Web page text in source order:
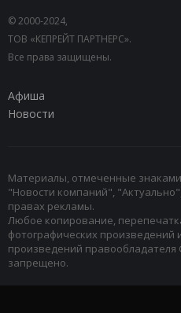
© 2000-2024,
ТОВ «КЕПРЕЙТ ПАРТНЕРС».
Все права защищены.
Афиша
Новости
Материалы, отмеченные
"Новости компаний",
правах рекламы.
Любое копирование,
фотографических произведений
произведений правообладателя
запрещено.